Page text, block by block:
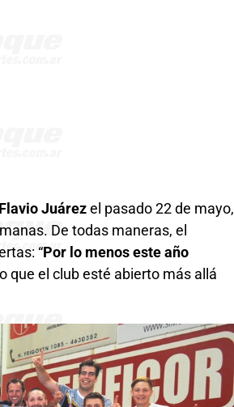
Flavio Juárez el pasado 22 de mayo,
De todas maneras, el
“Por lo menos este año
que el club esté abierto más allá